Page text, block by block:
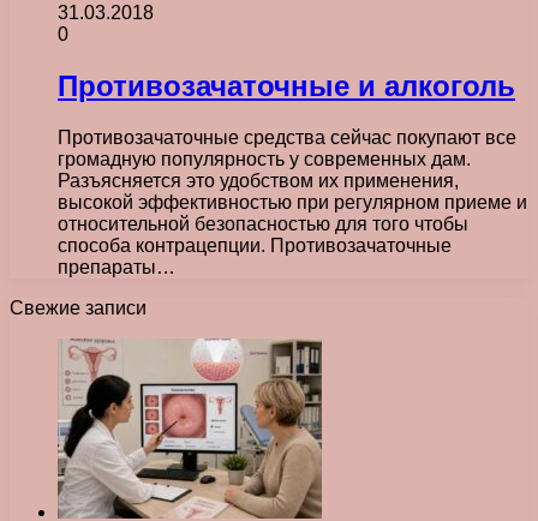
31.03.2018
0
Противозачаточные и алкоголь
Противозачаточные средства сейчас покупают все
громадную популярность у современных дам.
Разъясняется это удобством их применения,
высокой эффективностью при регулярном приеме и
относительной безопасностью для того чтобы
способа контрацепции. Противозачаточные
препараты…
Свежие записи